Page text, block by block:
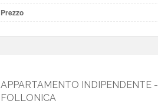
Prezzo
APPARTAMENTO INDIPENDENTE -
FOLLONICA